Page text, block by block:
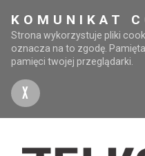
KOMUNIKAT
Strona wykorzystuje pliki
oznacza na to zgodę.
pamięci twojej przeglądarki.
X